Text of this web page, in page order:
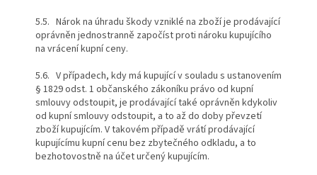
5.5. Nárok na úhradu škody vzniklé na zboží je prodávající
oprávněn jednostranně započíst proti nároku kupujícího
na vrácení kupní ceny.
5.6. V případech, kdy má kupující v souladu s ustanovením
§ 1829 odst. 1 občanského zákoníku právo od kupní
smlouvy odstoupit, je prodávající také oprávněn kdykoliv
od kupní smlouvy odstoupit, a to až do doby převzetí
zboží kupujícím. V takovém případě vrátí prodávající
kupujícímu kupní cenu bez zbytečného odkladu, a to
bezhotovostně na účet určený kupujícím.